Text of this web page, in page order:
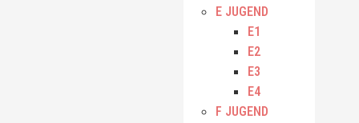
E JUGEND
E1
E2
E3
E4
F JUGEND